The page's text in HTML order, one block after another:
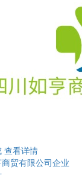
查看详情
贸有限公司企业